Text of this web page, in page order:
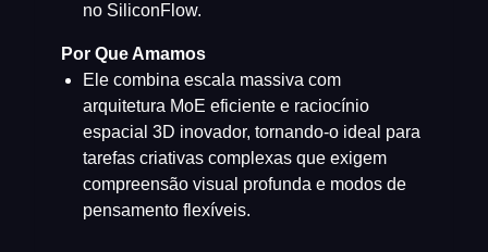
no SiliconFlow.
Por Que Amamos
Ele combina escala massiva com
arquitetura MoE eficiente e raciocínio
espacial 3D inovador, tornando-o ideal para
tarefas criativas complexas que exigem
compreensão visual profunda e modos de
pensamento flexíveis.